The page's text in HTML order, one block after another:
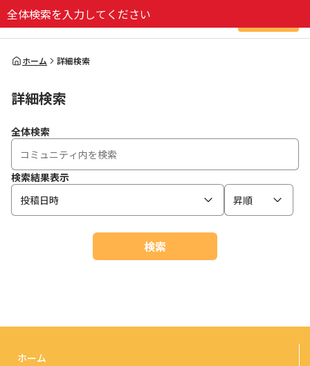
全体検索を入力してください
全体検索
ホーム 詳細検索
詳細検索
全体検索
検索結果表示
投稿日時
昇順
検索
ホーム